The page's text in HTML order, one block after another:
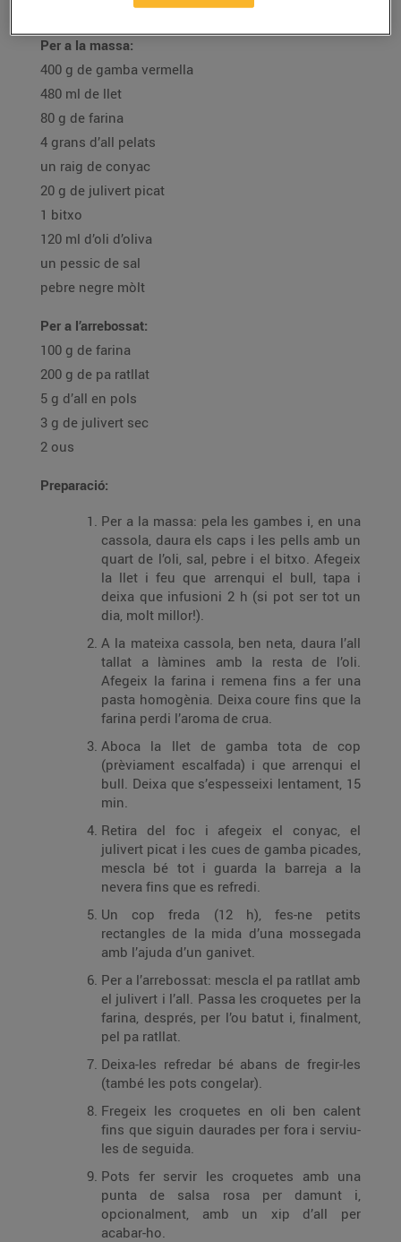
Per a la massa:
400 g de gamba vermella
480 ml de llet
80 g de farina
4 grans d’all pelats
un raig de conyac
20 g de julivert picat
1 bitxo
120 ml d’oli d’oliva
un pessic de sal
pebre negre mòlt
Per a l’arrebossat:
100 g de farina
200 g de pa ratllat
5 g d’all en pols
3 g de julivert sec
2 ous
Preparació:
Per a la massa: pela les gambes i, en una
cassola, daura els caps i les pells amb un
quart de l’oli, sal, pebre i el bitxo. Afegeix
la llet i feu que arrenqui el bull, tapa i
deixa que infusioni 2 h (si pot ser tot un
dia, molt millor!).
A la mateixa cassola, ben neta, daura l’all
tallat a làmines amb la resta de l’oli.
Afegeix la farina i remena fins a fer una
pasta homogènia. Deixa coure fins que la
farina perdi l’aroma de crua.
Aboca la llet de gamba tota de cop
(prèviament escalfada) i que arrenqui el
bull. Deixa que s’espesseixi lentament, 15
min.
Retira del foc i afegeix el conyac, el
julivert picat i les cues de gamba picades,
mescla bé tot i guarda la barreja a la
nevera fins que es refredi.
Un cop freda (12 h), fes-ne petits
rectangles de la mida d’una mossegada
amb l’ajuda d’un ganivet.
Per a l’arrebossat: mescla el pa ratllat amb
el julivert i l’all. Passa les croquetes per la
farina, després, per l’ou batut i, finalment,
pel pa ratllat.
Deixa-les refredar bé abans de fregir-les
(també les pots congelar).
Fregeix les croquetes en oli ben calent
fins que siguin daurades per fora i serviu-
les de seguida.
Pots fer servir les croquetes amb una
punta de salsa rosa per damunt i,
opcionalment, amb un xip d’all per
acabar-ho.